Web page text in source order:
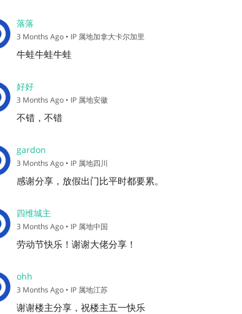
落落
3 Months Ago • IP 属地加拿大卡尔加里
牛蛙牛蛙牛蛙
好好
3 Months Ago • IP 属地安徽
不错，不错
gardon
3 Months Ago • IP 属地四川
感谢分享，放假出门比平时都要累。
四维城主
3 Months Ago • IP 属地中国
劳动节快乐！谢谢大佬分享！
ohh
3 Months Ago • IP 属地江苏
谢谢楼主分享，祝楼主五一快乐